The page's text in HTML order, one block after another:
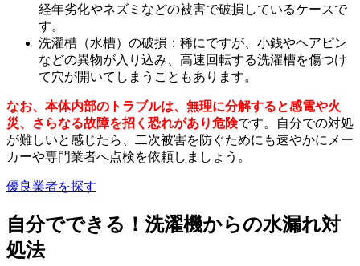
経年劣化やネズミなどの被害で破損しているケースで
す。
洗濯槽（水槽）の破損：稀にですが、小銭やヘアピン
などの異物が入り込み、高速回転する洗濯槽を傷つけ
て穴が開いてしまうこともあります。
なお、本体内部のトラブルは、無理に分解すると感電や火
災、さらなる故障を招く恐れがあり危険です。自分での対処
が難しいと感じたら、二次被害を防ぐためにも速やかにメー
カーや専門業者へ点検を依頼しましょう。
優良業者を探す
自分でできる！洗濯機からの水漏れ対
処法